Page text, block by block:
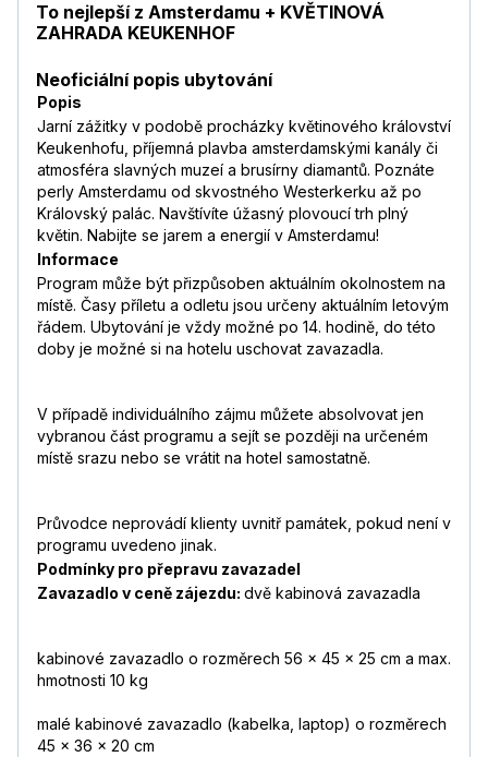
To nejlepší z Amsterdamu + KVĚTINOVÁ
ZAHRADA KEUKENHOF
Neoficiální popis ubytování
Popis
Jarní zážitky v podobě procházky květinového království
Keukenhofu, příjemná plavba amsterdamskými kanály či
atmosféra slavných muzeí a brusírny diamantů. Poznáte
perly Amsterdamu od skvostného Westerkerku až po
Královský palác. Navštívíte úžasný plovoucí trh plný
květin. Nabijte se jarem a energií v Amsterdamu!
Informace
Program může být přizpůsoben aktuálním okolnostem na
místě. Časy příletu a odletu jsou určeny aktuálním letovým
řádem. Ubytování je vždy možné po 14. hodině, do této
doby je možné si na hotelu uschovat zavazadla.
V případě individuálního zájmu můžete absolvovat jen
vybranou část programu a sejít se později na určeném
místě srazu nebo se vrátit na hotel samostatně.
Průvodce neprovádí klienty uvnitř památek, pokud není v
programu uvedeno jinak.
Podmínky pro přepravu zavazadel
Zavazadlo v ceně zájezdu: dvě kabinová zavazadla
kabinové zavazadlo o rozměrech 56 x 45 x 25 cm a max.
hmotnosti 10 kg
malé kabinové zavazadlo (kabelka, laptop) o rozměrech
45 x 36 x 20 cm